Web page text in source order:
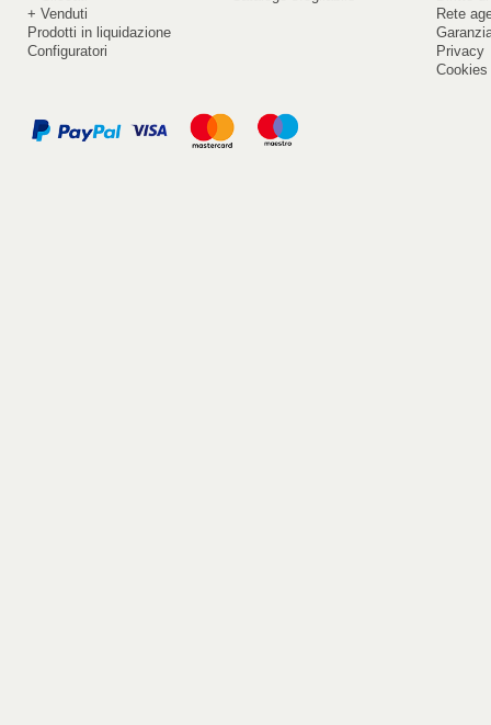
+ Venduti
Prodotti in liquidazione
Configuratori
Rete
Privacy